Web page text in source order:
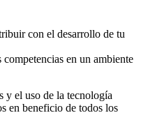
con el desarrollo de tu
en un ambiente
y el uso de la tecnología
en beneficio de todos los